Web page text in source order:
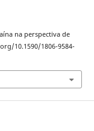
na perspectiva de
10.1590/1806-9584-